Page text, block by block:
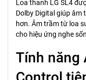
Loa thanh LG SL4
Dolby Digital giúp âm
hơn. Âm trầm từ loa
cho hiệu ứng nghe
Tính năng